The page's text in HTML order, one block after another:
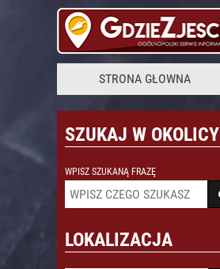
Restauracja
STRONA GŁOWNA
SZUKAJ W OKOLICY
WPISZ SZUKANĄ FRAZĘ
LOKALIZACJA